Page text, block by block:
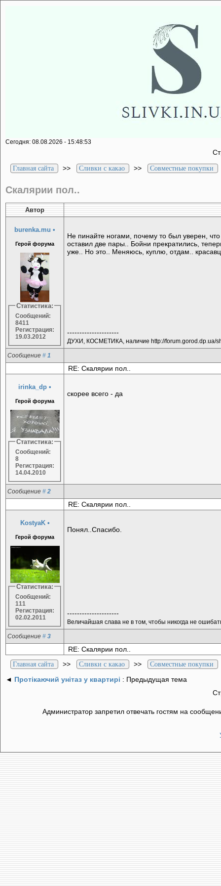
Сегодня: 08.08.2026 - 15:48:53
Главная сайта >> Сливки с какао >> Совместные покупки
Скалярии пол..
Автор
burenka.mu •
Герой форума
Статистика:
Сообщений:
8411
Регистрация:
19.03.2012
Не пинайте ногами, почему то был уверен,
оставил две пары.. Бойни прекратились,
уже.. Но это.. Меняюсь, куплю, отдам..
---------------------
ДУХИ, КОСМЕТИКА, наличие http://forum.gorod.dp.ua/
Сообщение # 1
RE: Скалярии пол..
irinka_dp •
Герой форума
Статистика:
Сообщений:
8
Регистрация:
14.04.2010
скорее всего - да
Сообщение # 2
RE: Скалярии пол..
KostyaK •
Герой форума
Статистика:
Сообщений:
111
Регистрация:
02.02.2011
Понял..Спасибо.
---------------------
Величайшая слава не в том, чтобы никогда не
Сообщение # 3
RE: Скалярии пол..
Главная сайта >> Сливки с какао >> Совместные покупки
◄ Протікаючий унітаз у квартирі : Предыдущая тема
Администратор запретил отвечать гостям на